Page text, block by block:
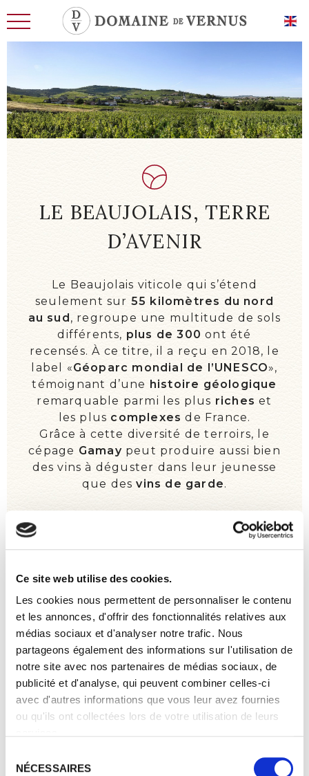
Ce site web utilise des cookies.
Les cookies nous permettent de personnaliser le contenu
et les annonces, d'offrir des fonctionnalités relatives aux
médias sociaux et d'analyser notre trafic. Nous
partageons également des informations sur l'utilisation de
notre site avec nos partenaires de médias sociaux, de
publicité et d'analyse, qui peuvent combiner celles-ci
avec d'autres informations que vous leur avez fournies
ou qu'ils ont collectées lors de votre utilisation de leurs
NÉCESSAIRES
L'HISTOIRE
LE CHAI, LES CAVES
NOS VINS DE CARACTÈRE
ACTUALITÉS
ON PARLE DE NOUS !
ÉVÉNEMENTS
LE BEAUJOLAIS, TERRE
D’AVENIR
Le Beaujolais viticole qui s’étend
seulement sur 55 kilomètres du nord
au sud, regroupe une multitude de sols
différents, plus de 300 ont été
recensés. À ce titre, il a reçu en 2018, le
label «Géoparc mondial de l’UNESCO»,
témoignant d’une histoire géologique
remarquable parmi les plus riches et
les plus complexes de France.
Grâce à cette diversité de terroirs, le
cépage Gamaypeut produire aussi bien
des vins à déguster dans leur jeunesse
que desvins de garde.
Geopark-beaujolais.com